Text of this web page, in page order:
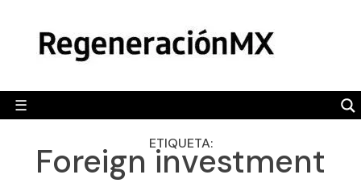
content
☰
POLÍTICA
CAMALEÓN
OPINIÓN
ETIQUETA:
Foreign investment